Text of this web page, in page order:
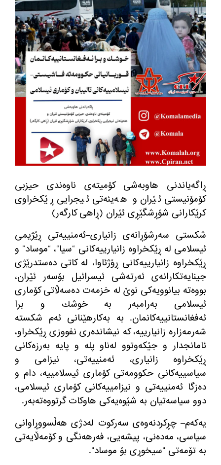
ڕاگەیاندنی هاوبەشی کۆمیتەی ناوەندی حیزبی
کۆمۆنیستی ئێران و هەیئەتی ئیجرایی ڕێکخراوی
کرێکارانی شۆڕشگێڕی ئێران (ڕاهی کارگەر)
شكستی سەرشۆڕانەی زانیاری–ئەمنییەتی ڕێژیمی
ئیسلامی له‌ ڕێكخراوه‌ زانیارییه‌كانی “سیا“، “موساد” و
ڕێكخراوه‌ زانیارییه‌كانی ڕۆژئاوا، له‌ كاتی دەستدرێژی
جینایەتکارانەی ئەرتەشی ئیسرائیل بۆسەر ئێران،
بووەتە بیانوویەکی نوێ لە خزمەت دەسەڵاتی كۆماری
ئیسلامی به‌رامبه‌ر بە خوشك و برا
ئه‌فغانستانییه‌كانمان. به‌ به‌كارهێنانی ئه‌م شكسته‌
شەرمەزارە زانیارییە، كه‌ نیشانده‌ری نفووزی ڕێكخراو،
ئامانجدار و جێکەوتوو لەناو پلە و پایە بەرزەكانی
ڕێكخراوه‌ زانیاری، ئەمنییەتی، نیزامی و
سیاسییه‌كانی حکوومەتی كۆماری ئیسلامییه‌، دام و
دەزگا ئەمنییەتی و نیزامییەکانی كۆماری ئیسلامی،
دوو سیاسه‌تیان به‌ شێوه‌یه‌كی هاوکات گرتووەتەبەر.
یه‌كه‌م–چڕکردنەوەی سەرکوت لەدژی هەڵسووڕاوانی
سیاسی، مەدەنی، پیشه‌یی، فەرهەنگی و كۆمه‌ڵایه‌تی
به‌ تۆمەتی “سیخوڕی بۆ موساد“.